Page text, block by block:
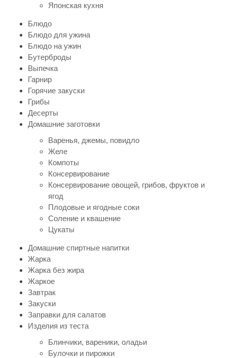
Японская кухня
Блюдо
Блюдо для ужина
Блюдо на ужин
Бутерброды
Выпечка
Гарнир
Горячие закуски
Грибы
Десерты
Домашние заготовки
Варенья, джемы, повидло
Желе
Компоты
Консервирование
Консервирование овощей, грибов, фруктов и
ягод
Плодовые и ягодные соки
Соление и квашение
Цукаты
Домашние спиртные напитки
Жарка
Жарка без жира
Жаркое
Завтрак
Закуски
Заправки для салатов
Изделия из теста
Блинчики, вареники, оладьи
Булочки и пирожки